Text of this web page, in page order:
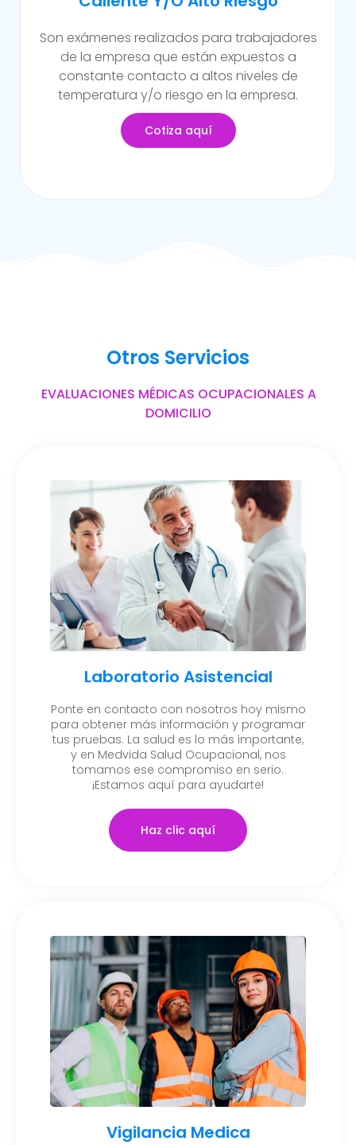
Este examen se realiza al colaborador que se
incorpora a la organización luego de haber
sufrido alguna incapacidad temporal propia
del trabajo.
Cotiza aquí
Otros Servicios
EVALUACIONES MÉDICAS OCUPACIONALES A
DOMICILIO
Laboratorio Asistencial
Ponte en contacto con nosotros hoy mismo
para obtener más información y programar
tus pruebas. La salud es lo más importante,
y en Medvida Salud Ocupacional, nos
tomamos ese compromiso en serio.
¡Estamos aquí para ayudarte!
Haz clic aquí
Vigilancia Medica